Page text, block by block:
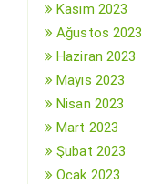
Kasım 2023
Ağustos 2023
Haziran 2023
Mayıs 2023
Nisan 2023
Mart 2023
Şubat 2023
Ocak 2023